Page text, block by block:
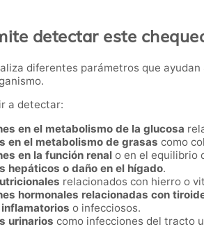
detectar este
diferentes parámetros que
a detectar:
en el metabolismo de la glucosa
en el metabolismo de grasas como
en la función renal o en el equilibrio
hepáticos o daño en el hígado.
relacionados con hierro o
hormonales relacionadas con
o infecciosos.
urinarios como infecciones del tracto